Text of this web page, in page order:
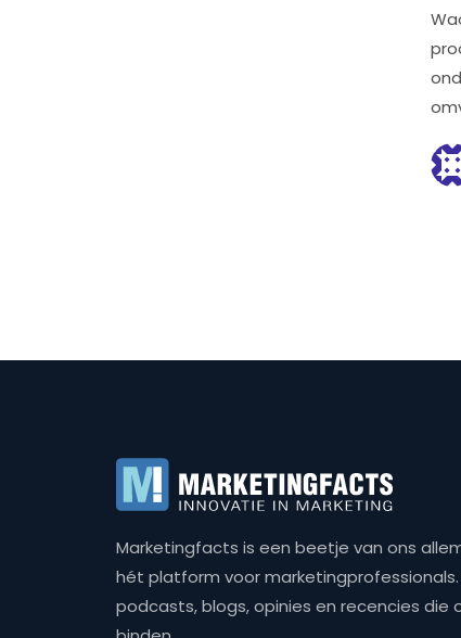
Marketingfacts is een beetje van ons
hét platform voor marketingprofessionals.
podcasts, blogs, opinies en recencies die